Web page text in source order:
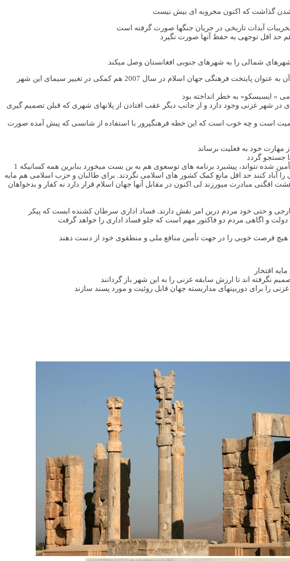
شدن گذاشت که اکنون مخروبه ای بیش نیست
آبدات تاریخی در جریان جنگها صورت گرفته است
حد اقل توجهی به حفظ آنها صورت نگیرد
شمالی را به شهرهای جنوبی افغانستان وصل میکند
شهر غزنی که زمانی زبانزد خاص و عام بوده در حال حاضر در نمای یک شهر قدیمی و توسعه نیافته باقیمانده و حتی نامزدی آن به عنوان پایتخت فرهنگی جهان اسلام در سال 2007 هم کمکی در تغییر سیمای این شهر
« ایسیسکو» به خطر انداخته بود
جدی در شهر غزنی وجود دارد و از جانب دیگر عقب افتادن از پلانهای شهری که قبلن تصمیم گیری
است و چه خوب است که این خطه فرهنگپرور با استفاده از شانسی که پیش آمده صورت
مهارت خود به فعلیت برساند
جستجو گردد
1 ـ بزرگترین و پرمخاطره ترین چالش تهدیدات امنیتی است که از جانب گروه های افراطی متوجه غزنی است. تا امنیت غزنی تأمین شده نتواند، پیشبرد برنامه های توسعوی هم به بن بست میخورد بنابرین همه کسانیکه
آباد کنند حد اقل مانع کمک کشور های اسلامی نگردند. برای طالبان و حزب اسلامی هم مایه
افگنی مبادرت میورزند لی اکنون در مقابل آنها جهان اسلام قرار دارد نه کفار و بدخواهان
و حتی خود مردم درین امر نقش دارند. فساد اداری سرطان کشنده ایست که پیکر
دولت و اگاهی مردم دو فاکتور مهم است که جلو فساد اداری را خواهد گرفت
هیچ فرصت خوبی را در جهت تأمین منافع ملی و منطقوی خود از دست دهند
افتخار
نگرفته اند تا ارزش سابقه غزنی را به این شهر باز گردانند
را برای دوربینهای مداربسته جهان قابل روئیت و مورد پسند سازند